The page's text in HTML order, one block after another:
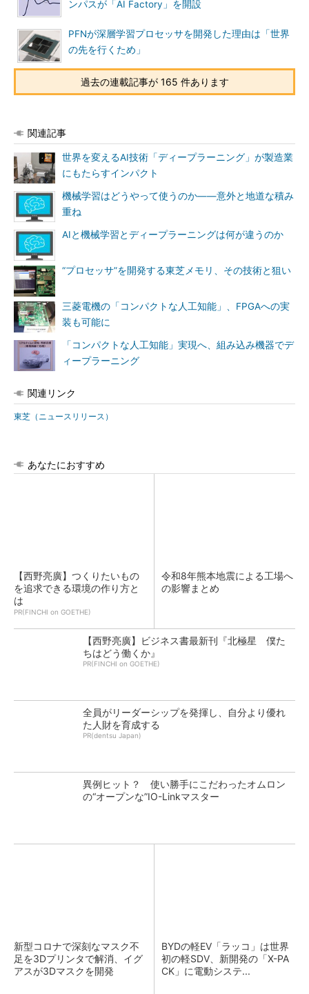
ンパスが「AI Factory」を開設
PFNが深層学習プロセッサを開発した理由は「世界
の先を行くため」
過去の連載記事が 165 件あります
関連記事
世界を変えるAI技術「ディープラーニング」が製造業
にもたらすインパクト
機械学習はどうやって使うのか――意外と地道な積み
重ね
AIと機械学習とディープラーニングは何が違うのか
“プロセッサ”を開発する東芝メモリ、その技術と狙い
三菱電機の「コンパクトな人工知能」、FPGAへの実
装も可能に
「コンパクトな人工知能」実現へ、組み込み機器でデ
ィープラーニング
関連リンク
東芝（ニュースリリース）
あなたにおすすめ
【西野亮廣】つくりたいもの
を追求できる環境の作り方と
は
PR(FINCHI on GOETHE)
令和8年熊本地震による工場へ
の影響まとめ
【西野亮廣】ビジネス書最新刊『北極星 僕た
ちはどう働くか』
PR(FINCHI on GOETHE)
全員がリーダーシップを発揮し、自分より優れ
た人財を育成する
PR(dentsu Japan)
異例ヒット？ 使い勝手にこだわったオムロン
の“オープンな”IO-Linkマスター
新型コロナで深刻なマスク不
足を3Dプリンタで解消、イグ
アスが3Dマスクを開発
BYDの軽EV「ラッコ」は世界
初の軽SDV、新開発の「X-PA
CK」に電動システ...